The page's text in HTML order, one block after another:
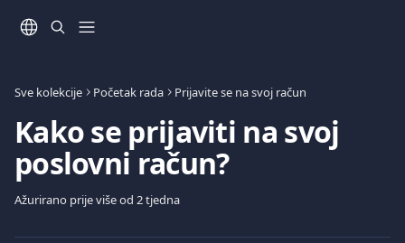
Sve kolekcije Početak rada Prijavite se na svoj račun
Kako se prijaviti na svoj
poslovni račun?
Ažurirano prije više od 2 tjedna